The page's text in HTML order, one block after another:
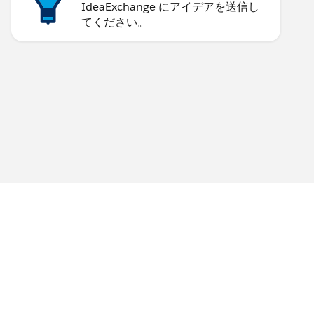
IdeaExchange にアイデアを送信し
てください。